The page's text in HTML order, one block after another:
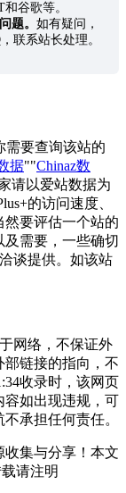
谷歌等。
题。 如有疑问，
联系站长处理。
需要查询该站的
据""Chinaz数
请以爱站数据为
的访问速度、
要评估一个站的
需要，一些确切
谈提供。如该站
网络，不保证外
链接的指向，不
收录时，该网页
容如出现违规，可
承担任何责任。
集与分享！ 本文
载请注明